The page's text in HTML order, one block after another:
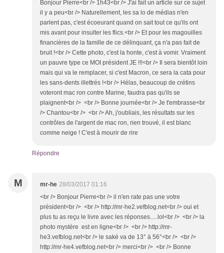
Bonjour Pierre<br /> 1h43<br /> J'ai fait un article sur ce sujet
il y a peu<br /> Naturellement, les sa lo de médias n'en
parlent pas, c'est écoeurant quand on sait tout ce qu'ils ont
mis avant pour insulter les flics.<br /> Et pour les magouilles
financières de la famille de ce délinquant, ça n'a pas fait de
bruit !<br /> Cette photo, c'est la honte, c'est à vomir. Vraiment
un pauvre type ce MOI président JE !!!<br /> Il sera bientôt loin
mais qui va le remplacer, si c'est Macron, ce sera la cata pour
les sans-dents illettrés !<br /> Hélas, beaucoup de crétins
voteront mac ron contre Marine, faudra pas qu'ils se
plaignent<br /> <br /> Bonne journée<br /> Je t'embrasse<br
/> Chantou<br /> <br /> Ah, j'oubliais, les résultats sur les
contrôles de l'argent de mac ron, rien trouvé, il est blanc
comme neige ! C'est à mourir de rire
Répondre
M mr-he 28/03/2017 01:16
<br /> Bonjour Pierre<br /> il n'en rate pas une votre
président<br /> <br /> http://mr-he2.vefblog.net<br /> oui et
plus tu as reçu le livre avec les réponses.....lol<br /> <br /> la
photo mystère est en ligne<br /> <br /> http://mr-
he3.vefblog.net<br /> le saké va de 13° à 56°<br /> <br />
http://mr-he4.vefblog.net<br /> merci<br /> <br /> Bonne